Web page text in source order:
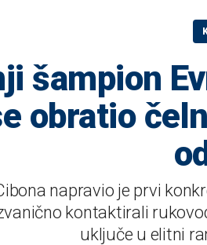
šampion
obratio
napravio je prvi
kontaktirali
uključe u elitni